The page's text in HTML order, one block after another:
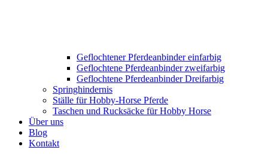
Geflochtener Pferdeanbinder einfarbig
Geflochtene Pferdeanbinder zweifarbig
Geflochtene Pferdeanbinder Dreifarbig
Springhindernis
Ställe für Hobby-Horse Pferde
Taschen und Rucksäcke für Hobby Horse
Über uns
Blog
Kontakt